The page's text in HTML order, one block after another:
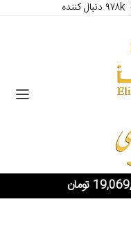
۹۷۸k دنبال کننده